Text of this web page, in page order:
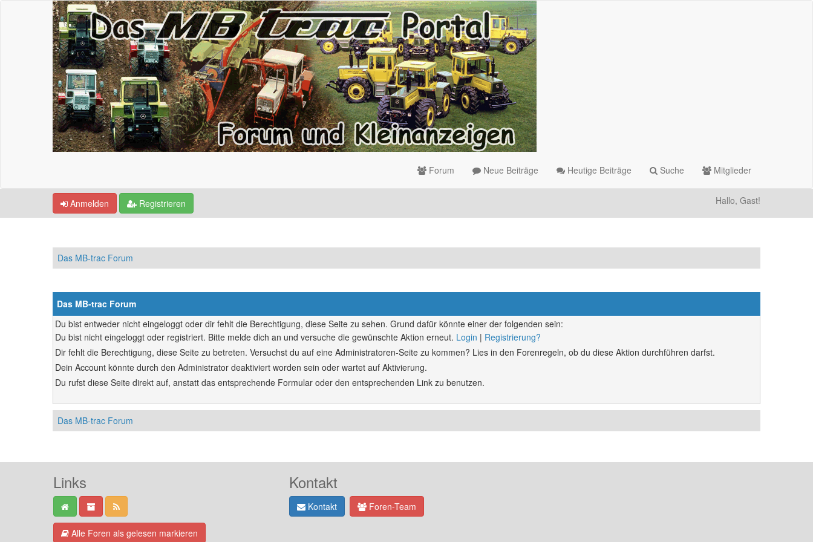
Forum Neue Beiträge Heutige Beiträge Suche Mitglieder
Anmelden Registrieren Hallo, Gast!
Das MB-trac Forum
Das MB-trac Forum
Du bist entweder nicht eingeloggt oder dir fehlt die Berechtigung, diese Seite zu sehen. Grund dafür könnte einer der folgenden sein:
Du bist nicht eingeloggt oder registriert. Bitte melde dich an und versuche die gewünschte Aktion erneut. Login | Registrierung?
Dir fehlt die Berechtigung, diese Seite zu betreten. Versuchst du auf eine Administratoren-Seite zu kommen? Lies in den Forenregeln, ob du diese Aktion durchführen darfst.
Dein Account könnte durch den Administrator deaktiviert worden sein oder wartet auf Aktivierung.
Du rufst diese Seite direkt auf, anstatt das entsprechende Formular oder den entsprechenden Link zu benutzen.
Das MB-trac Forum
Links
Alle Foren als gelesen markieren
Kontakt
Kontakt Foren-Team